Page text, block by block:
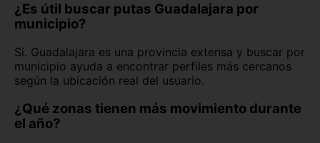
¿Es útil buscar putas Guadalajara por
municipio?
Sí. Guadalajara es una provincia extensa y buscar por
municipio ayuda a encontrar perfiles más cercanos
según la ubicación real del usuario.
¿Qué zonas tienen más movimiento durante
el año?